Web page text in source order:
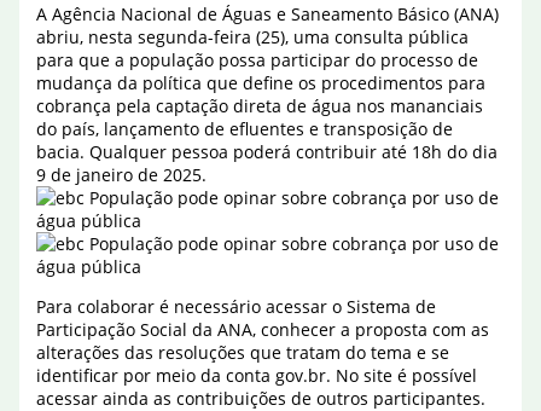
A Agência Nacional de Águas e Saneamento Básico (ANA)
abriu, nesta segunda-feira (25), uma consulta pública
para que a população possa participar do processo de
mudança da política que define os procedimentos para
cobrança pela captação direta de água nos mananciais
do país, lançamento de efluentes e transposição de
bacia. Qualquer pessoa poderá contribuir até 18h do dia
9 de janeiro de 2025.
Para colaborar é necessário acessar o Sistema de
Participação Social da ANA, conhecer a proposta com as
alterações das resoluções que tratam do tema e se
identificar por meio da conta gov.br. No site é possível
acessar ainda as contribuições de outros participantes.